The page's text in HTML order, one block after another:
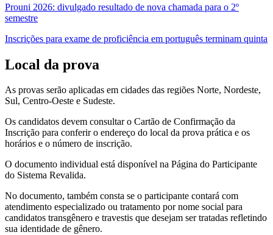
Prouni 2026: divulgado resultado de nova chamada para o 2º
semestre
Inscrições para exame de proficiência em português terminam quinta
Local da prova
As provas serão aplicadas em cidades das regiões Norte, Nordeste,
Sul, Centro-Oeste e Sudeste.
Os candidatos devem consultar o Cartão de Confirmação da
Inscrição para conferir o endereço do local da prova prática e os
horários e o número de inscrição.​​
O documento individual está disponível na Página do Participante
do Sistema Revalida.
No documento, também consta se o participante contará com
atendimento especializado ou tratamento por nome social para
candidatos transgênero e travestis que desejam ser tratadas refletindo
sua identidade de gênero.